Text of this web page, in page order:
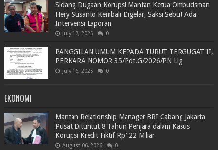
Sidang Dugaan Korupsi Mantan Ketua Ombudsman
Hery Susanto Kembali Digelar, Saksi Sebut Ada
Intervensi Laporan
July 17, 2026 0
PANGGILAN UMUM KEPADA TURUT TERGUGAT II,
PERKARA NOMOR 35/Pdt.G/2026/PN Llg
July 16, 2026 0
EKONOMI
Mantan Relationship Manager BRI Cabang Jakarta
Pusat Dituntut 8 Tahun Penjara dalam Kasus
Korupsi Kredit Fiktif Rp122 Miliar
August 06, 2026 0